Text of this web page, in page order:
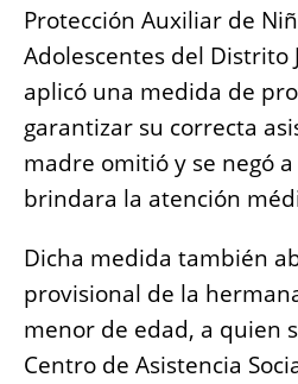
Protección Auxiliar de
Adolescentes del Distrito
aplicó una medida de
garantizar su correcta
madre omitió y se negó
brindara la atención
Dicha medida también
provisional de la
menor de edad, a quien
Centro de Asistencia